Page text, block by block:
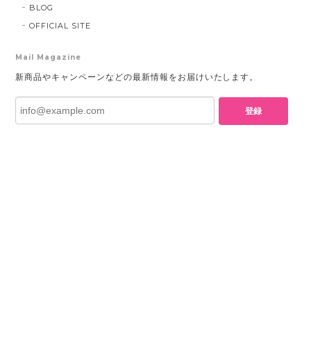
BLOG
OFFICIAL SITE
Mail Magazine
新商品やキャンペーンなどの最新情報をお届けいたします。
登録